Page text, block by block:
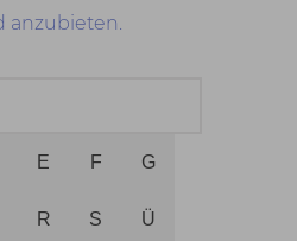
anzubieten.
E F G
R S Ü